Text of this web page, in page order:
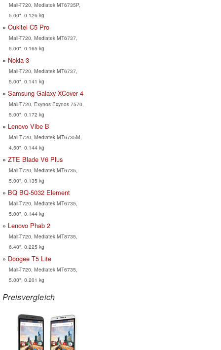
Mali-T720, Mediatek MT6735P,
5.00", 0.126 kg
Oukitel C5 Pro
Mali-T720, Mediatek MT6737,
5.00", 0.165 kg
Nokia 3
Mali-T720, Mediatek MT6737,
5.00", 0.141 kg
Samsung Galaxy XCover 4
Mali-T720, Exynos Exynos 7570,
5.00", 0.172 kg
Lenovo Vibe B
Mali-T720, Mediatek MT6735M,
4.50", 0.144 kg
ZTE Blade V6 Plus
Mali-T720, Mediatek MT6735,
5.00", 0.135 kg
BQ BQ-5032 Element
Mali-T720, Mediatek MT6735,
5.00", 0.144 kg
Lenovo Phab 2
Mali-T720, Mediatek MT8735,
6.40", 0.225 kg
Doogee T5 Lite
Mali-T720, Mediatek MT6735,
5.00", 0.201 kg
Preisvergleich